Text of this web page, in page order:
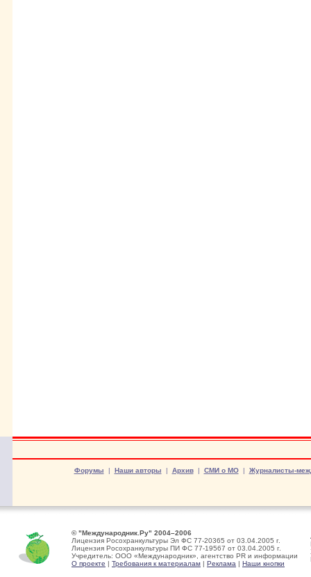
Форумы | Наши авторы | Архив| СМИ о МО| Журналисты-
© "Международник.Ру" 2004–2006
Лицензия Росохранкультуры Эл ФС 77-20365 от 03.04.2005 г.
Лицензия Росохранкультуры ПИ ФС 77-19567 от 03.04.2005 г.
Учредитель: ООО «Международник», агентство PR и информации
О проекте | Требования к материалам | Реклама | Наши кнопки